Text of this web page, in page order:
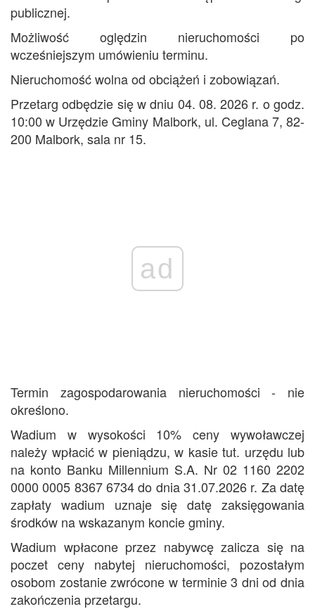
publicznej.
Możliwość oględzin nieruchomości po
wcześniejszym umówieniu terminu.
Nieruchomość wolna od obciążeń i zobowiązań.
Przetarg odbędzie się w dniu 04. 08. 2026 r. o godz.
10:00 w Urzędzie Gminy Malbork, ul. Ceglana 7, 82-
200 Malbork, sala nr 15.
ad
Termin zagospodarowania nieruchomości - nie
określono.
Wadium w wysokości 10% ceny wywoławczej
należy wpłacić w pieniądzu, w kasie tut. urzędu lub
na konto Banku Millennium S.A. Nr 02 1160 2202
0000 0005 8367 6734 do dnia 31.07.2026 r. Za datę
zapłaty wadium uznaje się datę zaksięgowania
środków na wskazanym koncie gminy.
Wadium wpłacone przez nabywcę zalicza się na
poczet ceny nabytej nieruchomości, pozostałym
osobom zostanie zwrócone w terminie 3 dni od dnia
zakończenia przetargu.